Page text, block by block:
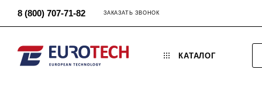
8 (800) 707-71-82 ЗАКАЗАТЬ ЗВОНОК
КАТАЛОГ